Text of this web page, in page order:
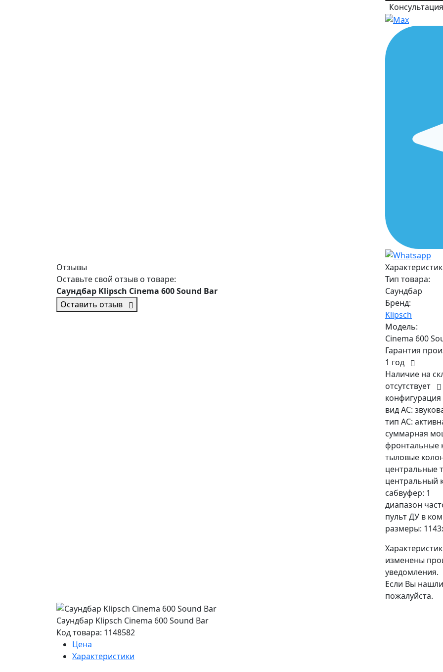
Консультация
Отзывы
Оставьте свой отзыв о товаре:
Саундбар Klipsch Cinema 600 Sound Bar
Оставить отзыв
Тип товара:
Саундбар
Бренд:
Klipsch
Модель:
Cinema 600
Гарантия
1 год
Наличие на
отсутствует
конфигурация
вид АС:
тип АС:
суммарная
фронтальные
тыловые
центральные
центральный
сабвуфер: 1
диапазон
пульт ДУ в
размеры:
изменены
уведомления.
Если Вы
пожалуйста.
Саундбар Klipsch Cinema 600 Sound Bar
Код товара: 1148582
Цена
Характеристики